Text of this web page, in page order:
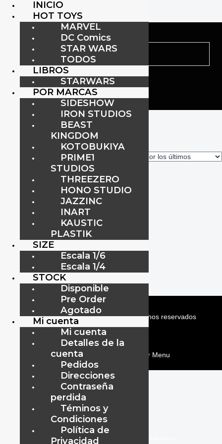
/ Productos etiquetados “ahsoka”
Mostrando el único resultado
AHSOKA TANO Sixth Scale
Figure by Hot Toys 906960
Añadir al carrito
www.audiovisual.com.ec
ViipToys©2019-2026Todos los Derechos reservados
2019-2026 Todos los Derechos reservados
INICIO
HOT TOYS
MARVEL
DC Comics
STAR WARS
TODOS
LIBROS
STARWARS
POR MARCAS
SIDESHOW
IRON STUDIOS
BEAST
KINGDOM
KOTOBUKIYA
PRIME1
STUDIOS
THREEZERO
HONO STUDIO
JAZZINC
INART
KAUSTIC
PLASTIK
SIZE
Escala 1/6
Escala 1/4
STOCK
Disponible
Pre Order
Agotado
Mi cuenta
Mi cuenta
Detalles de la
cuenta
Pedidos
Direcciones
Contraseña
perdida
Téminos y
Condiciones
Política de
Privacidad